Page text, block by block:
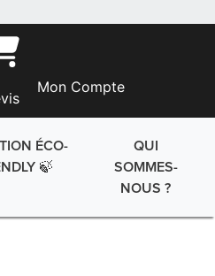
Mon Compte
ÉCO-
🍃
QUI
SOMMES-
NOUS ?